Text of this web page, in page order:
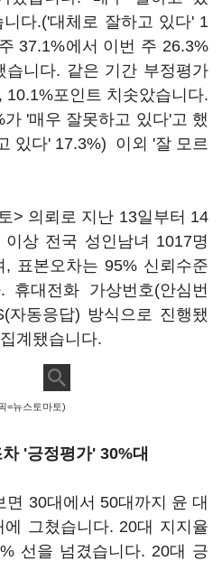
다.('대체로 잘하고 있다' 1
37.1%에서 이번 주 26.3%
습니다. 같은 기간 부정평가
포인트 치솟았습니다.
'매우 잘못하고 있다'고 했
있다' 17.3%) 이외 '잘 모르
> 의뢰로 지난 13일부터 14
상 전국 성인남녀 1017명
표본오차는 95% 신뢰수준
휴대전화 가상번호(안심번
자동응답) 방식으로 진행됐
계됐습니다.
=뉴스토마토)
'긍정평가' 30%대
30대에서 50대까지 윤 대
그쳤습니다. 20대 지지율
선을 넘겼습니다. 20대 긍